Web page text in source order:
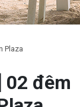
Plaza
02 đêm